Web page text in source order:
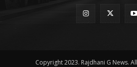
Copyright 2023. Rajdhani G News.